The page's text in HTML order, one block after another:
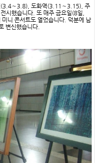
(3.4∼3.8), 도화역(3.11∼3.15), 주
시했습니다. 또 매주 금요일(8일,
니 콘서트도 열었습니다. 덕분에 남
변신했습니다.